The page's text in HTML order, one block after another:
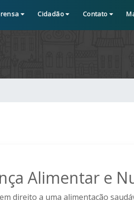
Cidadão Contato
Alimentar e
direito a uma alimentação